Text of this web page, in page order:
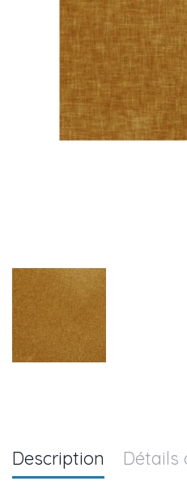
Description Détails